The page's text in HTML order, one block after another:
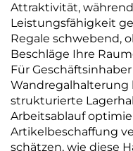
Attraktivität,
Leistungsfähigkeit
Regale schwebend,
Beschläge Ihre
Für
Wandregalhalterung
strukturierte
Arbeitsablauf
Artikelbeschaffung
schätzen, wie diese